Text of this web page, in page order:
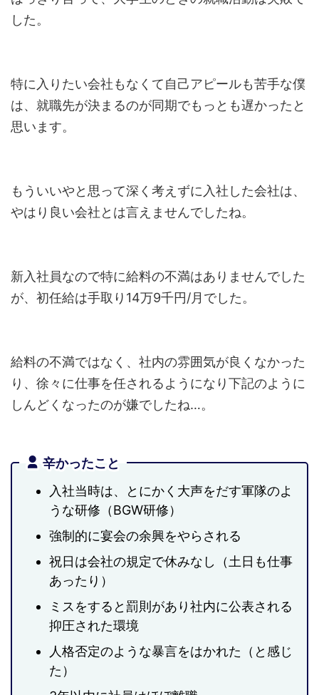
した。
特に入りたい会社もなくて自己アピールも苦手な僕
は、就職先が決まるのが同期でもっとも遅かったと
思います。
もういいやと思って深く考えずに入社した会社は、
やはり良い会社とは言えませんでしたね。
新入社員なので特に給料の不満はありませんでした
が、初任給は手取り14万9千円/月でした。
給料の不満ではなく、社内の雰囲気が良くなかった
り、徐々に仕事を任されるようになり下記のように
しんどくなったのが嫌でしたね…。
辛かったこと
入社当時は、とにかく大声をだす軍隊のよ
うな研修（BGW研修）
強制的に宴会の余興をやらされる
祝日は会社の規定で休みなし（土日も仕事
あったり）
ミスをすると罰則があり社内に公表される
抑圧された環境
人格否定のような暴言をはかれた（と感じ
た）